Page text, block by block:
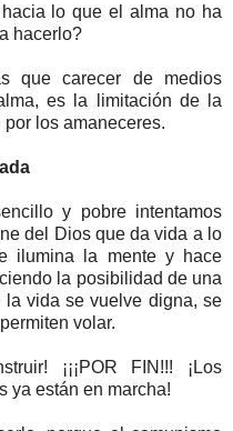
lo que el alma no ha
hacerlo?
que carecer de medios
es la limitación de la
los amaneceres.
y pobre intentamos
del Dios que da vida a lo
ilumina la mente y hace
la posibilidad de una
vida se vuelve digna, se
volar.
¡¡¡POR FIN!!! ¡Los
ya están en marcha!